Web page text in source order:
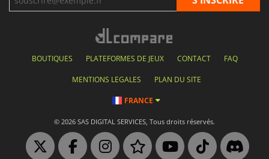
BOUTIQUES PLATEFORMES DE JEUX CONTACT FAQ
MENTIONS LEGALES PLAN DU SITE
FRANCE
© 2026 SAS DIGITAL SERVICES, Tous droits réservés.